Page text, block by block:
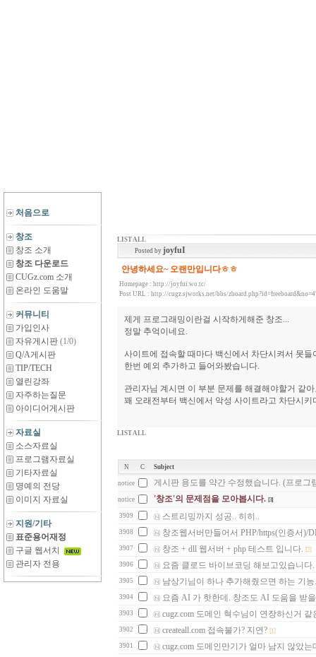
처음으로
창조
창조 소개
창조 다운로드
CUGz.com 소개
온라인 도움말
커뮤니티
가입인사
자유게시판 (1/0)
Q/A게시판
TIP/TECH
열린강좌
자주하는질문
아이디어게시판
자료실
소스자료실
프로그램자료실
기타자료실
명예의 전당
이미지 자료실
지원/기타
표준용어재정
구글 웹서치
관리자 전용
LIST ALL
Posted by joyfuI
안녕하세요~ 오랜만입니다ㅎㅎ
Homepage : http://joyfui.wo.tc/
Post URL : http://cugz.sjworks.net/bbs/
제게 프로그래밍이란걸 시작하게해준 창조...
정말 추억이네요.
사이트에 접속할 때마다 백신에서 차단시켜서 못들
한번 예외 추가하고 들어와봤습니다.
관리자님 계시면 이 부분 문제를 해결해야할거 같아
꽤 오래전부터 백신에서 악성 사이트라고 차단시키
LIST ALL
N C Subject
notice 게시판 용도를 약간 수정했습니다. (프로그
notice '창조'의 문제점을 모아봅시다. [3]
3909 스트리밍까지 성공.. 히히..
3908 창조웹서버만들어서 PHP/https(인증서)/
3907 창조 + dll 웹서버 + php 테스트 입니다. [2]
3906 요즘 클로드 바이브코딩 해보고있습니다.
3905 남상기님이 하나 추가해줬으면 하는 기
3904 요즘 AI 가 핫한데. 창조도 AI 도움을 받
3903 cugz.com 도메인 혁수님이 연장하신거 같
3902 createall.com 접속불가? 지연? [1]
3901 cugz.com 도메인만기가 얼마 남지 않았는